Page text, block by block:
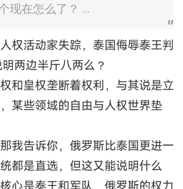
现在怎么了？ ...
权活动家失踪，泰国侮辱泰王判
两边半斤八两么？
和皇权垄断着权利，与其说是立
某些领域的自由与人权世界垫
我告诉你，俄罗斯比泰国更进一
都是直选，但这又能说明什么
心是泰王和军队，俄罗斯的权力